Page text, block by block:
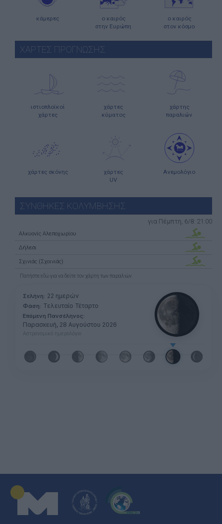
κάμερες
ο καιρός
στην Ευρώπη
ο καιρός
στον κόσμο
ΧΑΡΤΕΣ ΠΡΟΓΝΩΣΗΣ
ιστιοπλοϊκοί
χάρτες
χάρτες
κύματος
χάρτης
παραλιών
χάρτες σκόνης
χάρτες
UV
Ανεμολόγιο
ΣΥΝΘΗΚΕΣ ΚΟΛΥΜΒΗΣΗΣ
για Πέμπτη, 6/8: 21:00
Αλκυονίς Αλεποχωρίου
Δήλεσι
Σχινιάς (Σχοινιάς)
Πατήστε εδώγια να δείτε τον χάρτη των παραλιών
Σελήνη: 22 ημερών
Φάση: Τελευταίο Τέταρτο
Επόμενη Πανσέληνος:
Παρασκευή, 28 Αυγούστου 2026
Αστρονομικό ημερολόγιο